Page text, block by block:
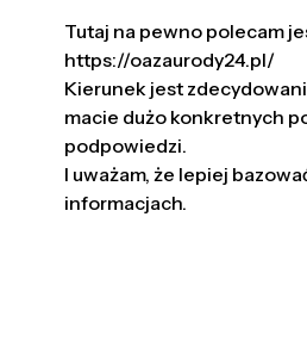
Tutaj na pewno polecam
https://oazaurody24.pl/
Kierunek jest
macie dużo konkretnych
podpowiedzi.
I uważam, że lepiej
informacjach.